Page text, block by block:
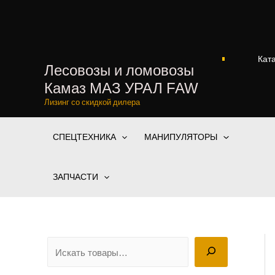
Лесовозы и ломовозы
Камаз МАЗ УРАЛ FAW
Лизинг со скидкой дилера
СПЕЦТЕХНИКА МАНИПУЛЯТОРЫ
ЗАПЧАСТИ